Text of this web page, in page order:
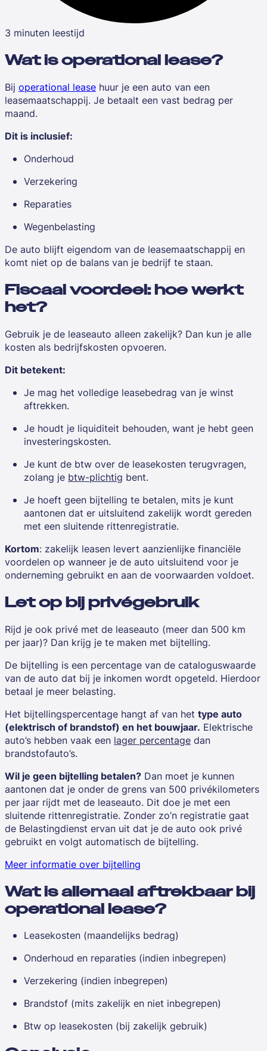
3 minuten leestijd
Wat is operational lease?
Bij operational lease huur je een auto van een
leasemaatschappij. Je betaalt een vast bedrag per
maand.
Dit is inclusief:
Onderhoud
Verzekering
Reparaties
Wegenbelasting
De auto blijft eigendom van de leasemaatschappij en
komt niet op de balans van je bedrijf te staan.
Fiscaal voordeel: hoe werkt
het?
Gebruik je de leaseauto alleen zakelijk? Dan kun je alle
kosten als bedrijfskosten opvoeren.
Dit betekent:
Je mag het volledige leasebedrag van je winst
aftrekken.
Je houdt je liquiditeit behouden, want je hebt geen
investeringskosten.
Je kunt de btw over de leasekosten terugvragen,
zolang je btw-plichtig bent.
Je hoeft geen bijtelling te betalen, mits je kunt
aantonen dat er uitsluitend zakelijk wordt gereden
met een sluitende rittenregistratie.
Kortom: zakelijk leasen levert aanzienlijke financiële
voordelen op wanneer je de auto uitsluitend voor je
onderneming gebruikt en aan de voorwaarden voldoet.
Let op bij privégebruik
Rijd je ook privé met de leaseauto (meer dan 500 km
per jaar)? Dan krijg je te maken met bijtelling.
De bijtelling is een percentage van de cataloguswaarde
van de auto dat bij je inkomen wordt opgeteld. Hierdoor
betaal je meer belasting.
Het bijtellingspercentage hangt af van het type auto
(elektrisch of brandstof) en het bouwjaar. Elektrische
auto’s hebben vaak een lager percentage dan
brandstofauto’s.
Wil je geen bijtelling betalen? Dan moet je kunnen
aantonen dat je onder de grens van 500 privékilometers
per jaar rijdt met de leaseauto. Dit doe je met een
sluitende rittenregistratie. Zonder zo’n registratie gaat
de Belastingdienst ervan uit dat je de auto ook privé
gebruikt en volgt automatisch de bijtelling.
Meer informatie over bijtelling
Wat is allemaal aftrekbaar bij
operational lease?
Leasekosten (maandelijks bedrag)
Onderhoud en reparaties (indien inbegrepen)
Verzekering (indien inbegrepen)
Brandstof (mits zakelijk en niet inbegrepen)
Btw op leasekosten (bij zakelijk gebruik)